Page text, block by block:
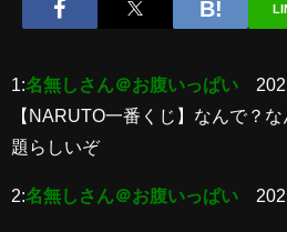
1:名無しさん＠お腹いっぱい
【NARUTO一番くじ】なんで？
題らしいぞ
2:名無しさん＠お腹いっぱい